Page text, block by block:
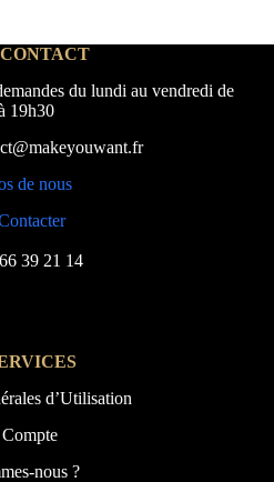
du lundi au vendredi de
19h30
de nous
39 21 14
d’Utilisation
nous ?